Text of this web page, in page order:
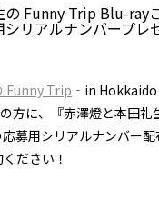
の Funny Trip Blu-ray
リアルナンバープレ
Funny Trip ‐in
方に、『赤澤燈と本田礼
募用シリアルナンバー配
ださい！